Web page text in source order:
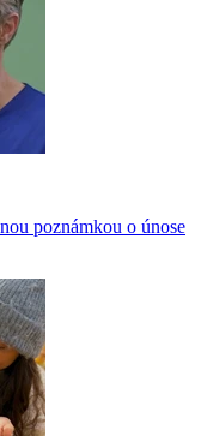
poznámkou o únose